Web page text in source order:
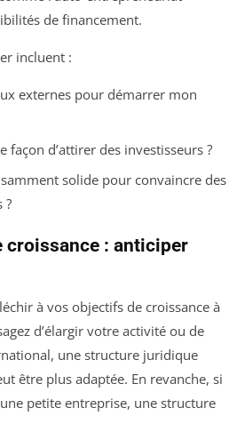
de financement.
incluent :
externes pour démarrer mon
façon d’attirer des investisseurs ?
solide pour convaincre des
?
croissance : anticiper
à vos objectifs de croissance à
d’élargir votre activité ou de
une structure juridique
être plus adaptée. En revanche, si
petite entreprise, une structure